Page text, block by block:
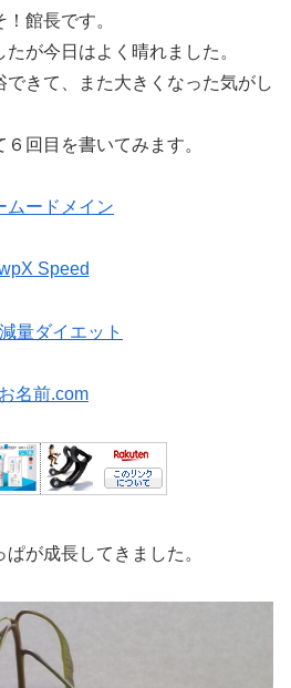
館長です。
が今日はよく晴れました。
きて、また大きくなった気がし
回目を書いてみます。
ムードメイン
Speed
量ダイエット
お名前.com
が成長してきました。